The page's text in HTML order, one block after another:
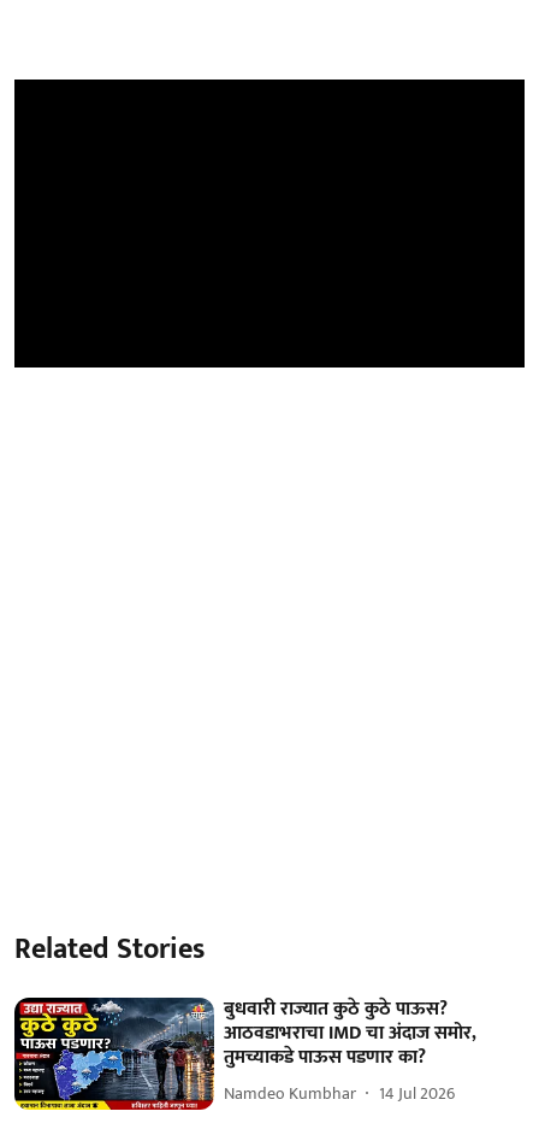
Related Stories
बुधवारी राज्यात कुठे कुठे पाऊस?
आठवडाभराचा IMD चा अंदाज समोर,
तुमच्याकडे पाऊस पडणार का?
Namdeo Kumbhar 14 Jul 2026